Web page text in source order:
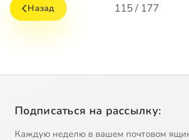
Назад 115 / 177
Подписаться на рассылку:
Каждую неделю в вашем почтовом